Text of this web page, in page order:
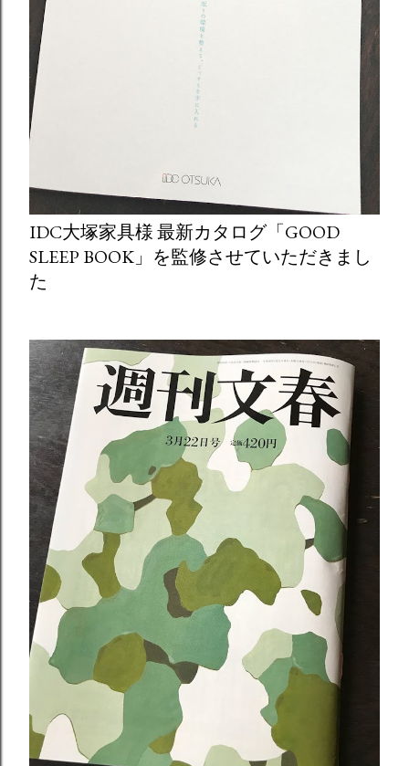
IDC大塚家具様 最新カタログ「GOOD
SLEEP BOOK」を監修させていただきまし
た